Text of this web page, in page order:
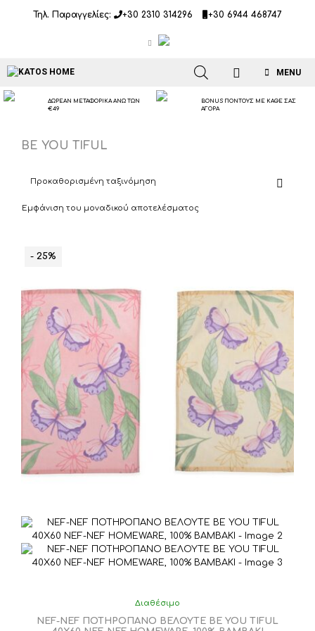
Τηλ. Παραγγελίες: +30 2310 314296 +30 6944 468747
MENU
ΔΩΡΕΑΝ ΜΕΤΑΦΟΡΙΚΑ ΑΝΩ ΤΩΝ
€49
BONUS ΠΟΝΤΟΥΣ ΜΕ ΚΑΘΕ ΣΑΣ
ΑΓΟΡΑ
BE YOU TIFUL
Εμφάνιση του μοναδικού αποτελέσματος
- 25%
Διαθέσιμο
NEF-NEF ΠΟΤΗΡΟΠΑΝΟ ΒΕΛΟΥΤΕ BE YOU TIFUL